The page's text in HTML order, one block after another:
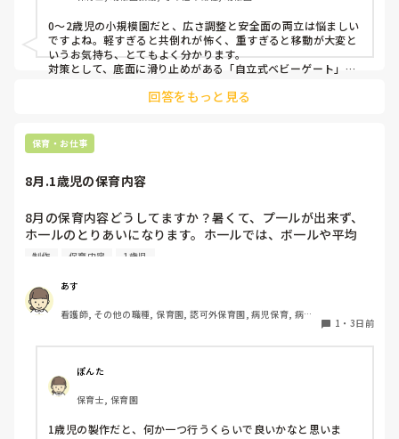
0〜2歳児の小規模園だと、広さ調整と安全面の両立は悩ましい
ですよね。軽すぎると共倒れが怖く、重すぎると移動が大変と
いうお気持ち、とてもよく分かります。
対策として、底面に滑り止めがある「自立式ベビーゲート」な
た、ストッパー付きキャスターをつけたロー棚を仕切りにすれ
り、脚元に水入りペットボトルなどの重りを付けて補強してみ
てくださいね。安全で使いやすい方法が見つかるよう応援して
回答をもっと見る
保育・お仕事
8月.1歳児の保育内容
8月の保育内容どうしてますか？暑くて、プ一ルが出来ず、
ホ一ルのとりあいになります。ホ一ルでは、ボ一ルや平均
台、風船で遊んでいます。製作で、うちわや望遠鏡や風鈴🎐
クラスです、玩具で遊ばせながら、何人かずつよんで、やっ
ています。何か、いいアイデアや、工夫など、何でもいいの
で、教えて下さい。
制作 保育内容 1歳児
あす
看護師, その他の職種, 保育園, 認可外保育園, 病児保育, 病院
1 ・ 3日前
ぽんた
保育士, 保育園
1歳児の製作だと、何か一つ行うくらいで良いかなと思いま